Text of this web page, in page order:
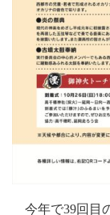
今年で39回目